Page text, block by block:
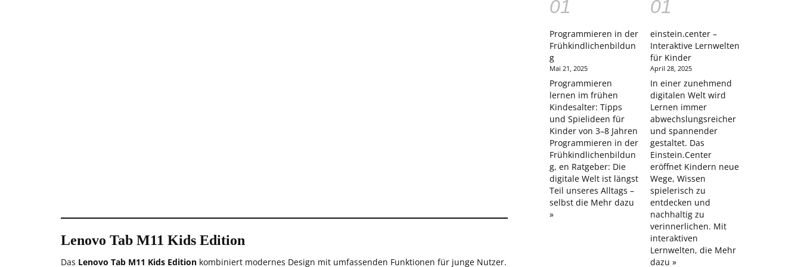
Lenovo Tab M11 Kids Edition
Das Lenovo Tab M11 Kids Edition kombiniert modernes Design mit umfassenden Funktionen für junge Nutzer.
Programmieren in der
Frühkindlichenbildun
g
Mai 21, 2025
Programmieren
lernen im frühen
Kindesalter: Tipps
und Spielideen für
Kinder von 3–8 Jahren
Programmieren in der
Frühkindlichenbildun
g, en Ratgeber: Die
digitale Welt ist längst
Teil unseres Alltags –
selbst die Mehr dazu
»
einstein.center –
Interaktive Lernwelten
für Kinder
April 28, 2025
In einer zunehmend
digitalen Welt wird
Lernen immer
abwechslungsreicher
und spannender
gestaltet. Das
Einstein.Center
eröffnet Kindern neue
Wege, Wissen
spielerisch zu
entdecken und
nachhaltig zu
verinnerlichen. Mit
interaktiven
Lernwelten, die Mehr
dazu »